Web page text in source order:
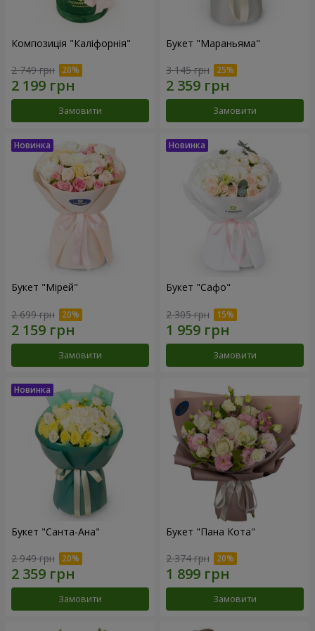
Композиція "Каліфорнія"
2 749 грн
Замовити
Букет "Мараньяма"
3 145 грн
Замовити
Букет "Мірей"
2 699 грн
Замовити
Букет "Сафо"
2 305 грн
Замовити
Букет "Санта-Ана"
2 949 грн
Замовити
Букет "Пана Кота"
2 374 грн
Замовити